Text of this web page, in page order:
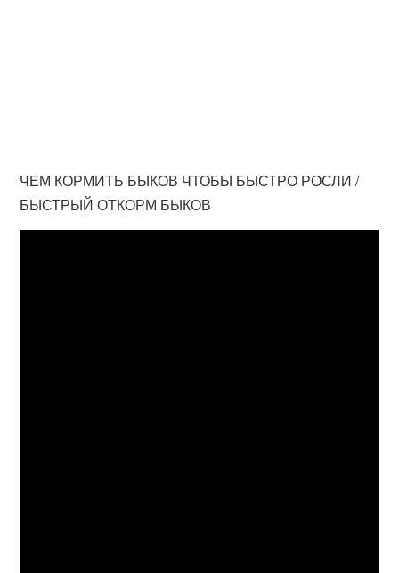
ЧЕМ КОРМИТЬ БЫКОВ ЧТОБЫ БЫСТРО РОСЛИ /
БЫСТРЫЙ ОТКОРМ БЫКОВ